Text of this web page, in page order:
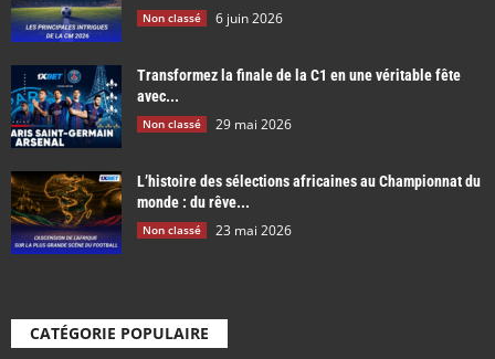
Non classé 6 juin 2026
Transformez la finale de la C1 en une véritable fête
avec...
Non classé 29 mai 2026
L’histoire des sélections africaines au Championnat du
monde : du rêve...
Non classé 23 mai 2026
CATÉGORIE POPULAIRE